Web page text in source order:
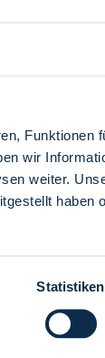
Funktionen
wir
weiter.
haben
Statistiken